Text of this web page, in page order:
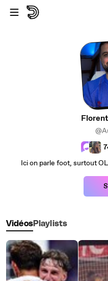
Passer au contenu principal
Ici on parle foot, surtout
VidéosPlaylists